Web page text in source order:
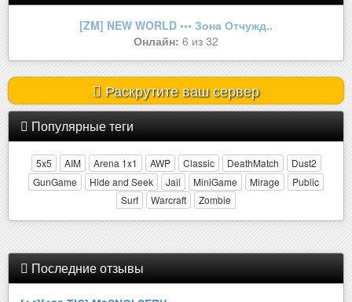
[ZM] NEW WORLD ••• Зона Отчужд..
Онлайн: 6 из 32
Раскрутите ваш сервер
Популярные теги
5x5 AIM Arena 1x1 AWP Classic DeathMatch
Dust2
GunGame
Hide and Seek Jail MiniGame Mirage
Public
Surf
Warcraft Zombie
Последние отзывы